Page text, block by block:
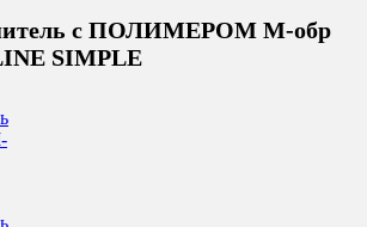
с ПОЛИМЕРОМ М-обр
SIMPLE